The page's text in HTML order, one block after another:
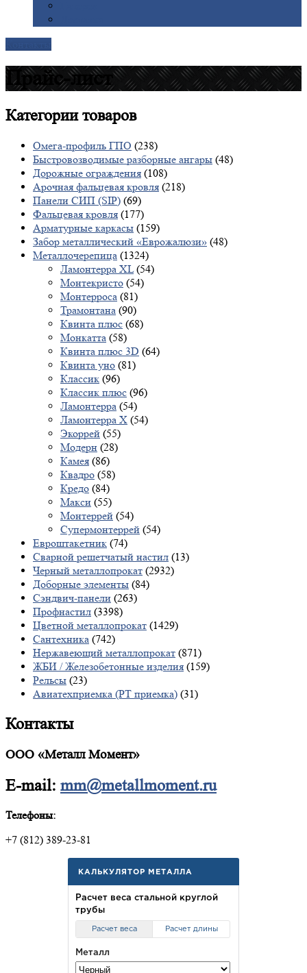
Прайс-лист
Категориитоваров
Омега-профиль ГПО (238)
Быстровозводимые разборные ангары (48)
Дорожные ограждения (108)
Арочная фальцевая кровля (218)
Панели СИП (SIP) (69)
Фальцевая кровля (177)
Арматурные каркасы (159)
Забор металлический «Еврожалюзи» (48)
Металлочерепица (1324)
Ламонтерра XL (54)
Монтекристо (54)
Монтерроса (81)
Трамонтана (90)
Квинта плюс (68)
Монкатта (58)
Квинта плюс 3D (64)
Квинта уно (81)
Классик (96)
Классик плюс (96)
Ламонтерра (54)
Ламонтерра X (54)
Экоррей (55)
Модерн (28)
Камея (86)
Квадро (58)
Кредо (84)
Макси (55)
Монтеррей (54)
Супермонтеррей (54)
Евроштакетник (74)
Сварной решетчатый настил (13)
Черный металлопрокат (2932)
Доборные элементы (84)
Сэндвич-панели (263)
Профнастил (3398)
Цветной металлопрокат (1429)
Сантехника (742)
Нержавеющий металлопрокат (871)
ЖБИ / Железобетонные изделия (159)
Рельсы (23)
Авиатехприемка (РТ приемка) (31)
Контакты
ООО «Металл Момент»
E-mail: mm@metallmoment.ru
Телефоны:
+7 (812) 389-23-81